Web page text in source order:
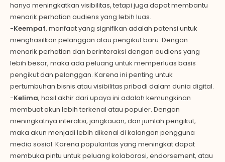
hanya meningkatkan visibilitas, tetapi juga dapat membantu
menarik perhatian audiens yang lebih luas.
-Keempat, manfaat yang signifikan adalah potensi untuk
menghasilkan pelanggan atau pengikut baru. Dengan
menarik perhatian dan berinteraksi dengan audiens yang
lebih besar, maka ada peluang untuk memperluas basis
pengikut dan pelanggan. Karena ini penting untuk
pertumbuhan bisnis atau visibilitas pribadi dalam dunia digital.
-Kelima, hasil akhir dari upaya ini adalah kemungkinan
membuat akun lebih terkenal atau populer. Dengan
meningkatnya interaksi, jangkauan, dan jumlah pengikut,
maka akun menjadi lebih dikenal di kalangan pengguna
media sosial. Karena popularitas yang meningkat dapat
membuka pintu untuk peluang kolaborasi, endorsement, atau